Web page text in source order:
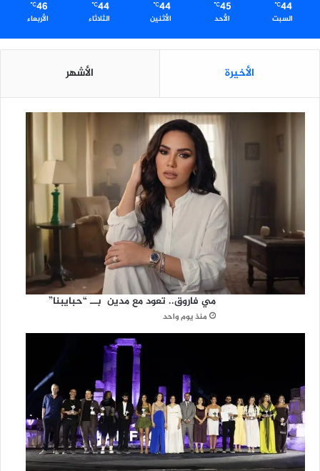
44
℃
السبت
45
℃
الأحد
44
℃
الأثنين
44
℃
الثلاثاء
46
℃
الأربعاء
الأخيرة الأشهر
مي فاروق.. تعود مع مدين بــ “حبايبنا”
منذ يوم واحد